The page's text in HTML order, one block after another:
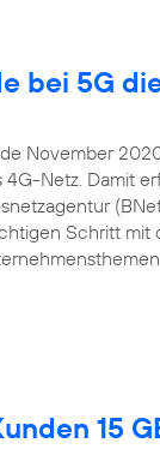
bei 5G
November
Netz. Damit
Schritt mit
15